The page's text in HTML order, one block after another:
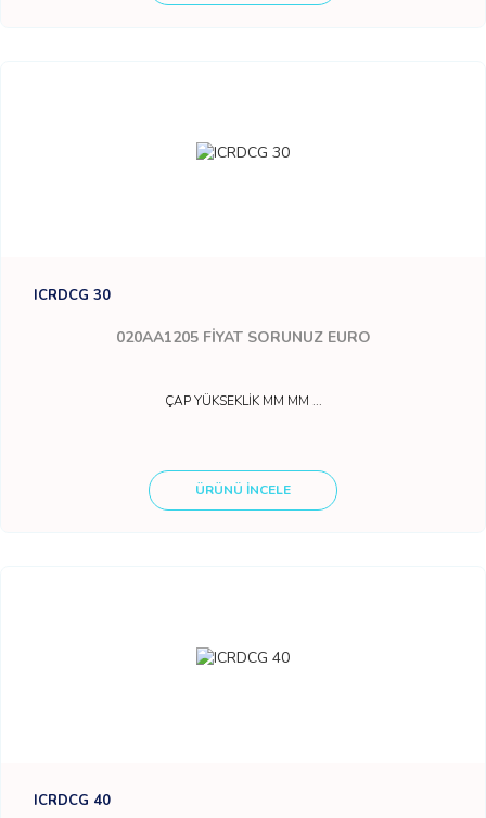
ICRDCG 30
020AA1205 FİYAT SORUNUZ EURO
ÇAP YÜKSEKLİK MM MM ...
ÜRÜNÜ İNCELE
ICRDCG 40